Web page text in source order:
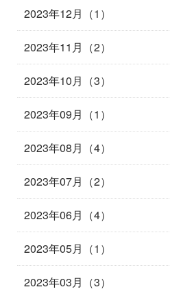
2023年12月（1）
2023年11月（2）
2023年10月（3）
2023年09月（1）
2023年08月（4）
2023年07月（2）
2023年06月（4）
2023年05月（1）
2023年03月（3）